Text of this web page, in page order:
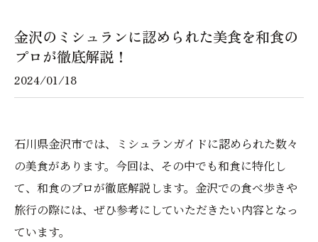
金沢のミシュランに認められた美食を和食の
プロが徹底解説！
2024/01/18
石川県金沢市では、ミシュランガイドに認められた数々
の美食があります。今回は、その中でも和食に特化し
て、和食のプロが徹底解説します。金沢での食べ歩きや
旅行の際には、ぜひ参考にしていただきたい内容となっ
ています。